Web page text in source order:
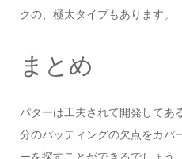
クの、極太タイプもあります。
まとめ
パターは工夫されて開発してあ
分のパッティングの欠点をカバ